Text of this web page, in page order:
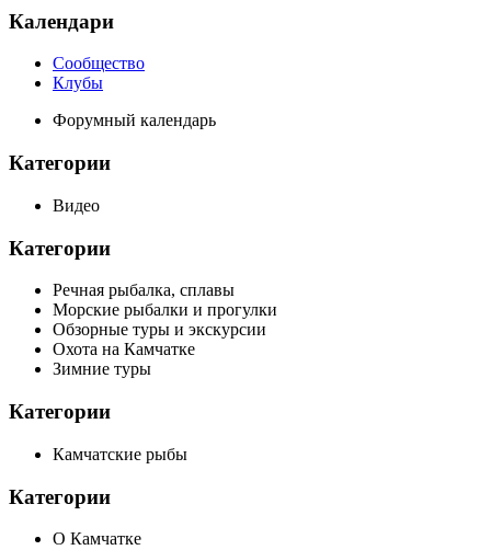
Календари
Сообщество
Клубы
Форумный календарь
Категории
Видео
Категории
Речная рыбалка, сплавы
Морские рыбалки и прогулки
Обзорные туры и экскурсии
Охота на Камчатке
Зимние туры
Категории
Камчатские рыбы
Категории
О Камчатке